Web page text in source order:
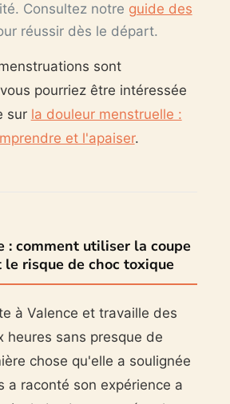
Consultez notre guide des
réussir dès le départ.
sont
pourriez être intéressée
sur la douleur menstruelle :
et l'apaiser.
: comment utiliser la coupe
risque de choc toxique
à Valence et travaille des
heures sans presque de
chose qu'elle a soulignée
a raconté son expérience a